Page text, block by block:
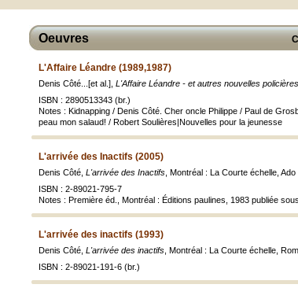
Oeuvres
L'Affaire Léandre (1989,1987)
Denis Côté...[et al.], L'Affaire Léandre - et autres nouvelles policières
ISBN : 2890513343 (br.)
Notes : Kidnapping / Denis Côté. Cher oncle Philippe / Paul de
peau mon salaud! / Robert Soulières|Nouvelles pour la jeunesse
L'arrivée des Inactifs (2005)
Denis Côté, L'arrivée des Inactifs , Montréal : La Courte échelle,
ISBN : 2-89021-795-7
Notes : Première éd., Montréal : Éditions paulines, 1983 publiée
L'arrivée des inactifs (1993)
Denis Côté, L'arrivée des inactifs , Montréal : La Courte échelle,
ISBN : 2-89021-191-6 (br.)